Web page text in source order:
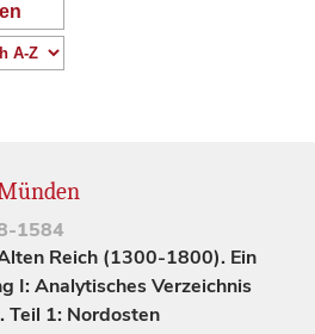
1584
Reich (1300-1800). Ein
I: Analytisches Verzeichnis
Teil 1: Nordosten